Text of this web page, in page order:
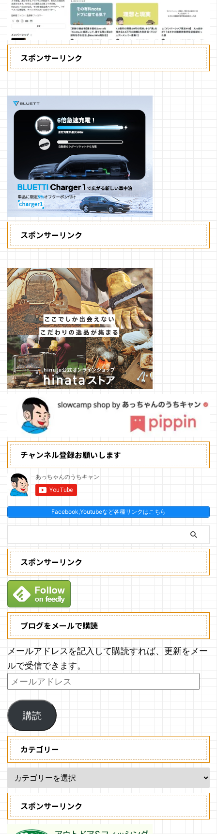
スポンサーリンク
スポンサーリンク
チャンネル登録お願いします
Facebook,Youtubeなど各種リンクはこちら
スポンサーリンク
ブログをメールで購読
メールアドレスを記入して購読すれば、更新をメー
ルで受信できます。
購読
カテゴリー
スポンサーリンク